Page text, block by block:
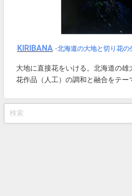
KIRIBANA -北海道の大地と切り花の
大地に直接花をいける。北海道の雄
花作品（人工）の調和と融合をテー